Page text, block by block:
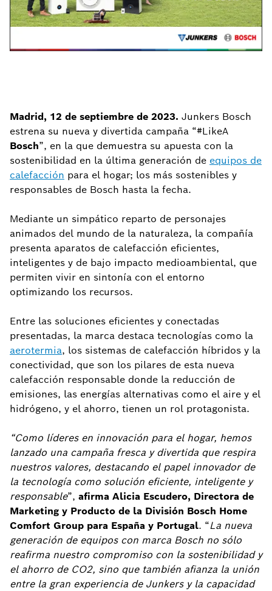
Madrid, 12 de septiembre de 2023. Junkers Bosch
estrena su nueva y divertida campaña “#LikeA
Bosch”, en la que demuestra su apuesta con la
sostenibilidad en la última generación de equipos de
calefacción para el hogar; los más sostenibles y
responsables de Bosch hasta la fecha.
Mediante un simpático reparto de personajes
animados del mundo de la naturaleza, la compañía
presenta aparatos de calefacción eficientes,
inteligentes y de bajo impacto medioambiental, que
permiten vivir en sintonía con el entorno
optimizando los recursos.
Entre las soluciones eficientes y conectadas
presentadas, la marca destaca tecnologías como la
aerotermia, los sistemas de calefacción híbridos y la
conectividad, que son los pilares de esta nueva
calefacción responsable donde la reducción de
emisiones, las energías alternativas como el aire y el
hidrógeno, y el ahorro, tienen un rol protagonista.
“Como líderes en innovación para el hogar, hemos
lanzado una campaña fresca y divertida que respira
nuestros valores, destacando el papel innovador de
la tecnología como solución eficiente, inteligente y
responsable”, afirma Alicia Escudero, Directora de
Marketing y Producto de la División Bosch Home
Comfort Group para España y Portugal. “La nueva
generación de equipos con marca Bosch no sólo
reafirma nuestro compromiso con la sostenibilidad y
el ahorro de CO2, sino que también afianza la unión
entre la gran experiencia de Junkers y la capacidad